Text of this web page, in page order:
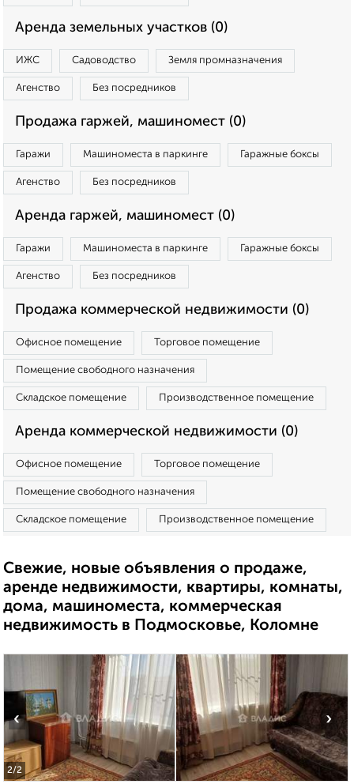
Аренда земельных участков (0)
ИЖС Садоводство Земля промназначения
Агенство Без посредников
Продажа гаржей, машиномест (0)
Гаражи Машиноместа в паркинге Гаражные боксы
Агенство Без посредников
Аренда гаржей, машиномест (0)
Гаражи Машиноместа в паркинге Гаражные боксы
Агенство Без посредников
Продажа коммерческой недвижимости (0)
Офисное помещение Торговое помещение
Помещение свободного назначения
Складское помещение Производственное помещение
Аренда коммерческой недвижимости (0)
Офисное помещение Торговое помещение
Помещение свободного назначения
Складское помещение Производственное помещение
Свежие, новые объявления о продаже,
аренде недвижимости, квартиры, комнаты,
дома, машиноместа, коммерческая
недвижимость в Подмосковье, Коломне
2/2
‹ ›